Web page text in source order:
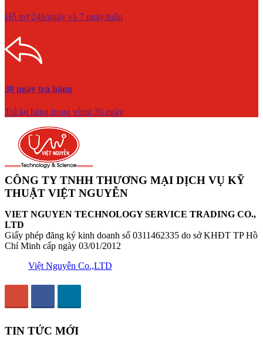
Hỗ trợ 24h/ngày và 7 ngày/tuần
30 ngày trả hàng
Trả lại hàng trong vòng 30 ngày
CÔNG TY TNHH THƯƠNG MẠI DỊCH VỤ KỸ
THUẬT VIỆT NGUYỄN
VIET NGUYEN TECHNOLOGY SERVICE TRADING CO.,
LTD
Giấy phép đăng ký kinh doanh số 0311462335 do sở KHĐT TP Hồ
Chí Minh cấp ngày 03/01/2012
Việt Nguyễn Co.,LTD
TIN TỨC MỚI